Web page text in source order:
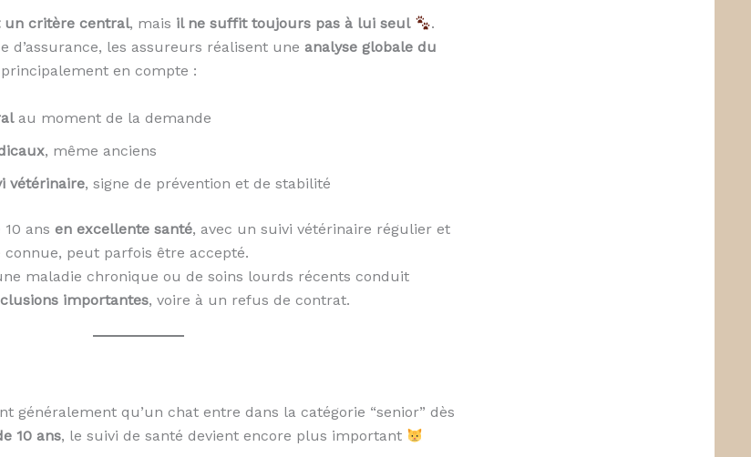
un critère central, mais il ne suffit toujours pas à lui seul
.
d’assurance, les assureurs réalisent une analyse globale du
en compte :
au moment de la demande
, même anciens
vétérinaire, signe de prévention et de stabilité
ans en excellente santé, avec un suivi vétérinaire régulier et
peut parfois être accepté.
maladie chronique ou de soins lourds récents conduit
importantes, voire à un refus de contrat.
généralement qu’un chat entre dans la catégorie “senior” dès
10 ans, le suivi de santé devient encore plus important